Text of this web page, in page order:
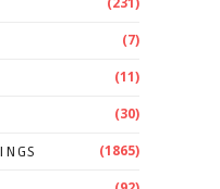
(7)
(11)
(30)
(1865)